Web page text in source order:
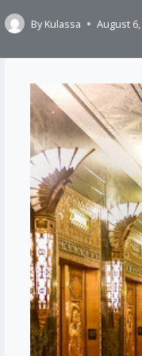
By Kulassa August